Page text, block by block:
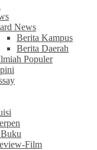
News
Berita Kampus
Berita Daerah
Populer
Film